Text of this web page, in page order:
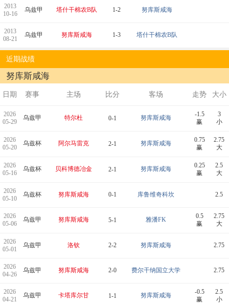
2013
10-16
乌兹甲 塔什干棉农B队 1-2 努库斯咸海
2013
08-21
乌兹甲 努库斯咸海 1-3 塔什干棉农B队
近期战绩
努库斯咸海
日期 赛事 主场 比分 客场 走势 大小
2026
05-29
乌兹甲 特尔杜 0-1 努库斯咸海
-1.5
赢
3
小
2026
05-20
乌兹杯 阿尔马雷克 2-1 努库斯咸海
0.75
赢
2.75
大
2026
05-16
乌兹杯 贝科博德冶金 2-1 努库斯咸海
0.25
赢
2.5
大
2026
05-10
乌兹杯 努库斯咸海 0-1 库鲁维奇科坎 2.5
2026
05-06
乌兹甲 努库斯咸海 5-1 雅潘FK
0.5
赢
2.75
大
2026
05-01
乌兹甲 洛钦 2-2 努库斯咸海 2.75
2026
04-26
乌兹甲 努库斯咸海 2-0 费尔干纳国立大学 2.75
2026
04-21
乌兹甲 卡塔库尔甘 1-1 努库斯咸海
-0.5
赢
2.5
小